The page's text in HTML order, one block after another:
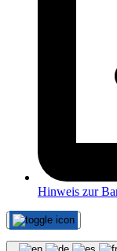
Hinweis zur